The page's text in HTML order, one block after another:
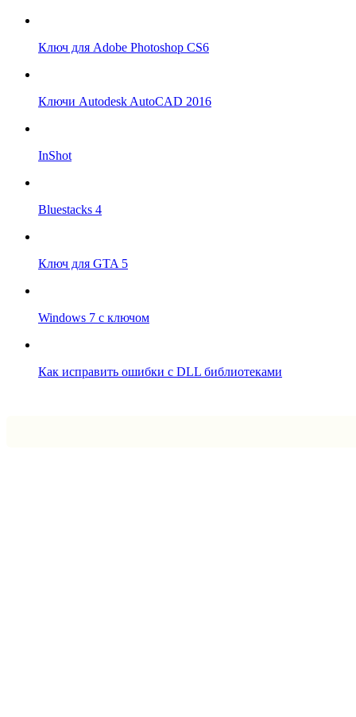
Ключ для Adobe Photoshop CS6
Ключи Autodesk AutoCAD 2016
InShot
Bluestacks 4
Ключ для GTA 5
Windows 7 с ключом
Как исправить ошибки с DLL библиотеками